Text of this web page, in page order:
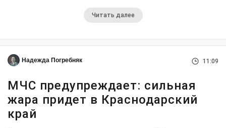
Читать далее
Надежда Погребняк 11:09
МЧС предупреждает: сильная
жара придет в Краснодарский
край